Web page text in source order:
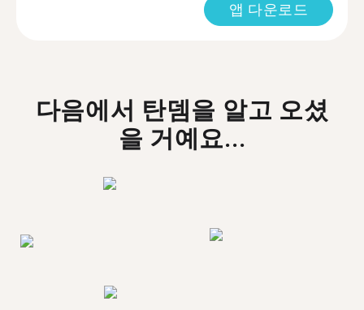
앱 다운로드
다음에서 탄뎀을 알고 오셨
을 거예요...